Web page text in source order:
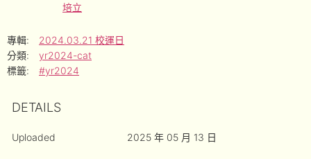
培立
專輯:
2024.03.21 校運日
分類:
yr2024-cat
標籤:
#yr2024
DETAILS
Uploaded 2025 年 05 月 13 日